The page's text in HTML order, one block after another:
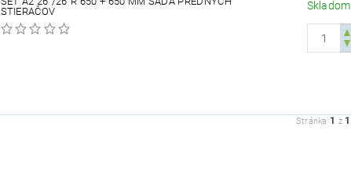
STIERAČOV
Skladom
Stránka 1 z 1